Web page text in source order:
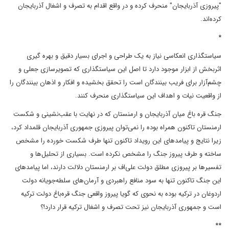
"پیروزی آذربایجان" منحرف کرده و در واقع اقدام به تصرف و اشغال آذربایجان
کرده‌اند.
*
سیاستگذاری انعکاسی نیاز به یک طراحی و اجرای بسیار دقیق و بهره گیری
اثربخش از ابزار موجود دارد تا اصل این سیاستگذاری که تصویرسازی جعلی و
چشم‌آزار برای فریب بینندگان است را تحقق بخشیده و افکار و اذهان بینندگان را
از واقعیت نیات و اهداف این سیاستگذاری منحرف کنند.
جنگ قره باغ میان آذربایجان و ارمنستان که در نهایت با عقب‌نشینی و شکست
ارمنستان تاکنون همراه بوده را نمی‌توان پیروزی جمهوری آذربایجان قلمداد کرد،
زیرا نتایج و پیامدهای این رویداد تاکنون تنها طرف شکست خورده را مشخص
ساخته و طرف پیروز جنگ را مشخص نکرده است. بسیاری از تحلیل‌ها و
تفسیرها بر پیروزی مطلق دولت علی‌اف بر ارمنستان دلالت دارند، اما پیامدهای
این جنگ تاکنون تنها به سود منافع راهبردی و آرمان‌های سلطه‌جویانه دولت
اردوغان در ترکیه بوده به نحوی که گویا پیروز واقعی جنگ قره‌باغ دولت ترکیه
است و جمهوری آذربایجان نیز تحت تصرف و اشغال ترکیه قرار دارد!؟
**